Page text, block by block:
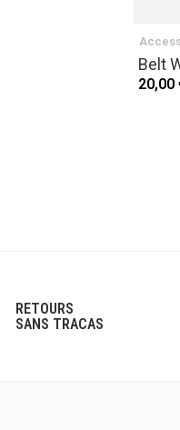
Belt
20,00
RETOURS
SANS TRACAS